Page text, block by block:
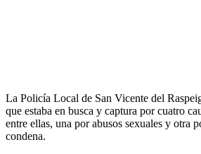
La Policía Local de San Vicente del
que estaba en busca y captura por cuatro
entre ellas, una por abusos sexuales y otra
condena.